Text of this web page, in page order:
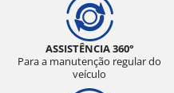
ASSISTÊNCIA 360°
Para a manutenção regular do
veículo